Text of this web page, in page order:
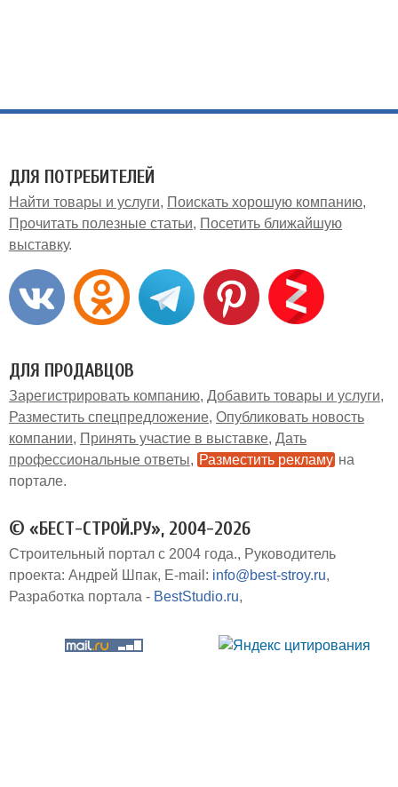
ДЛЯ ПОТРЕБИТЕЛЕЙ
Найти товары и услуги
Поискать хорошую компанию
Прочитать полезные статьи
Посетить ближайшую
выставку
ДЛЯ ПРОДАВЦОВ
Зарегистрировать компанию Добавить товары и услуги
Разместить спецпредложение Опубликовать новость
компании
Принять участие в выставке Дать
профессиональные ответы
Разместить рекламу на
портале
© «БЕСТ-СТРОЙ.РУ», 2004-2026
Строительный портал с 2004 года.
Руководитель
проекта: Андрей Шпак E-mail: info@best-stroy.ru
Разработка портала - BestStudio.ru